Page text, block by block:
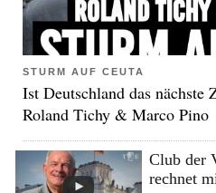
STURM AUF CEUTA
Ist Deutschland das
Roland Tichy & Marco Pino
Club der
rechnet